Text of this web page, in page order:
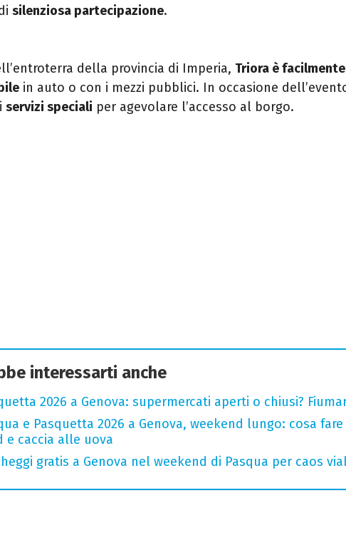
silenziosa partecipazione.
della provincia di Imperia, Triora è facilmente
in auto o con i mezzi pubblici. In occasione
servizi speciali per agevolare l’accesso al borgo.
interessarti anche
2026 a Genova: supermercati aperti o chiusi?
e Pasquetta 2026 a Genova, weekend lungo: cosa
e caccia alle uova
gratis a Genova nel weekend di Pasqua per caos